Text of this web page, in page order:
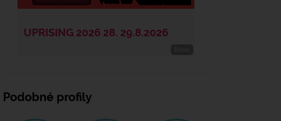
Podobné profily